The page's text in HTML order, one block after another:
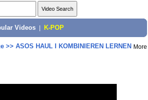
Videos K-POP
>> ASOS HAUL I KOMBINIEREN LERNEN More